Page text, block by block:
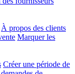
À propos des clients
Marquer les
Créer une période de